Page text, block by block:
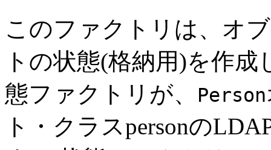
このファクトリは、オ
トの状態(格納用)を作成
態ファクトリが、
Person
ト・クラスpersonの